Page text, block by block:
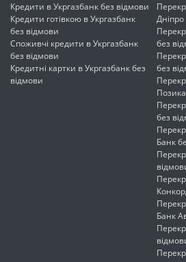
Кредити в Укргазбанк без відмови
Кредити готівкою в Укргазбанк
без відмови
Споживчі кредити в Укргазбанк
без відмови
Кредитні картки в Укргазбанк без
відмови
без
без
без
Банк
Банк